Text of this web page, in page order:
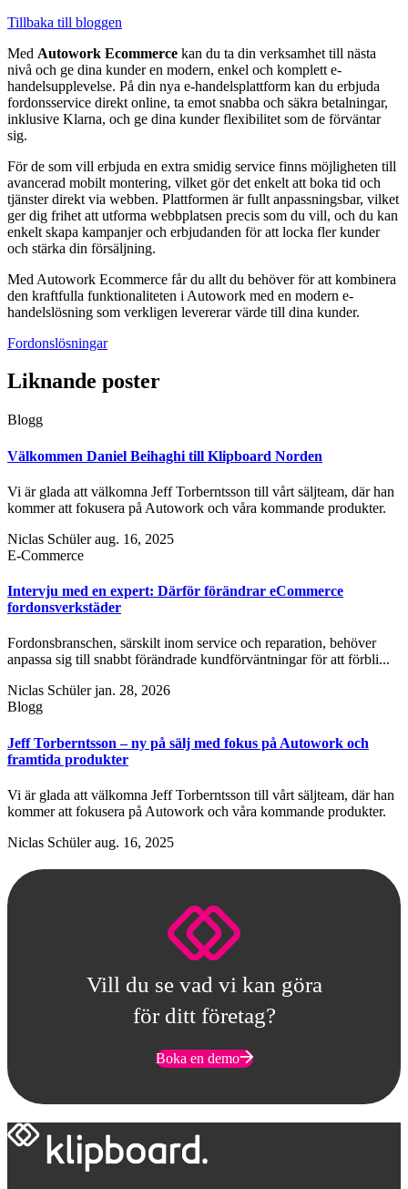
Tillbaka till bloggen
Med Autowork Ecommerce kan du ta din verksamhet till nästa
nivå och ge dina kunder en modern, enkel och komplett e-
handelsupplevelse. På din nya e-handelsplattform kan du erbjuda
fordonsservice direkt online, ta emot snabba och säkra betalningar,
inklusive Klarna, och ge dina kunder flexibilitet som de förväntar
sig.
För de som vill erbjuda en extra smidig service finns möjligheten till
avancerad mobilt montering, vilket gör det enkelt att boka tid och
tjänster direkt via webben. Plattformen är fullt anpassningsbar, vilket
ger dig frihet att utforma webbplatsen precis som du vill, och du kan
enkelt skapa kampanjer och erbjudanden för att locka fler kunder
och stärka din försäljning.
Med Autowork Ecommerce får du allt du behöver för att kombinera
den kraftfulla funktionaliteten i Autowork med en modern e-
handelslösning som verkligen levererar värde till dina kunder.
Fordonslösningar
Liknande poster
Blogg
Välkommen Daniel Beihaghi till Klipboard Norden
Vi är glada att välkomna Jeff Torberntsson till vårt säljteam, där han
kommer att fokusera på Autowork och våra kommande produkter.
Niclas Schüleraug. 16, 2025
E-Commerce
Intervju med en expert: Därför förändrar eCommerce
fordonsverkstäder
Fordonsbranschen, särskilt inom service och reparation, behöver
anpassa sig till snabbt förändrade kundförväntningar för att förbli...
Niclas Schülerjan. 28, 2026
Blogg
Jeff Torberntsson – ny på sälj med fokus på Autowork och
framtida produkter
Vi är glada att välkomna Jeff Torberntsson till vårt säljteam, där han
kommer att fokusera på Autowork och våra kommande produkter.
Niclas Schüleraug. 16, 2025
Vill du se vad vi kan göra
för ditt företag?
Boka en demo